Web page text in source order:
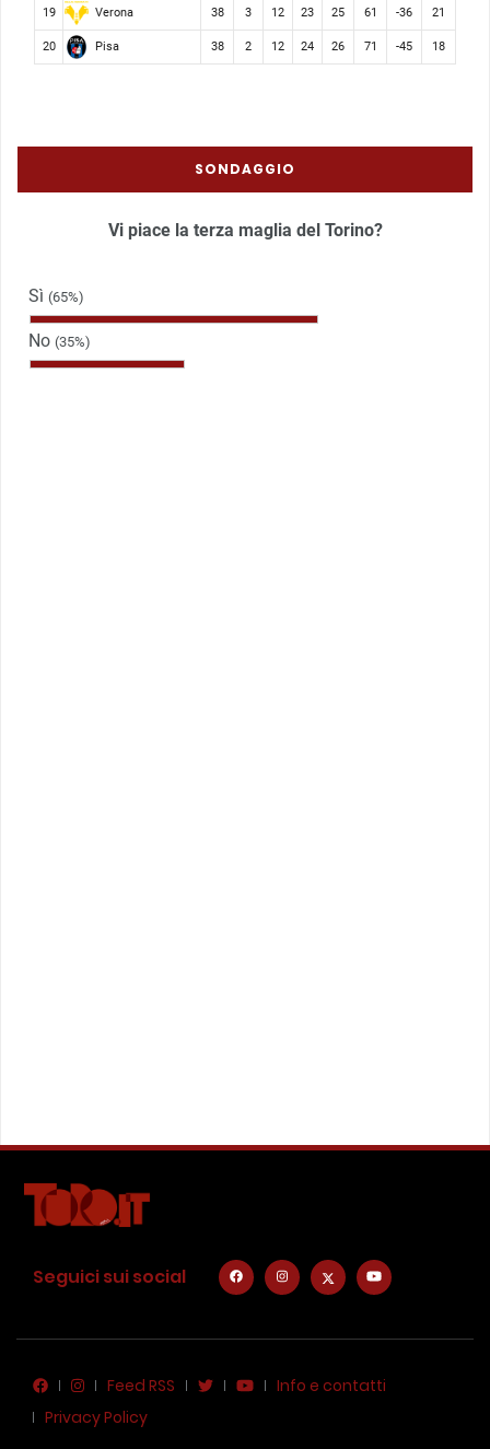
19 Verona 38 3 12 23 25 61 -36 21
20 Pisa 38 2 12 24 26 71 -45 18
SONDAGGIO
Vi piace la terza maglia del Torino?
Sì (65%)
No (35%)
Seguici sui social
Feed RSS
Info e contatti
Privacy Policy